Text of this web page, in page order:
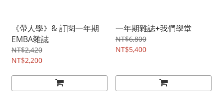
《帶人學》& 訂閱一年期
EMBA雜誌
NT$2,420
NT$2,200
一年期雜誌+我們學堂
NT$6,800
NT$5,400